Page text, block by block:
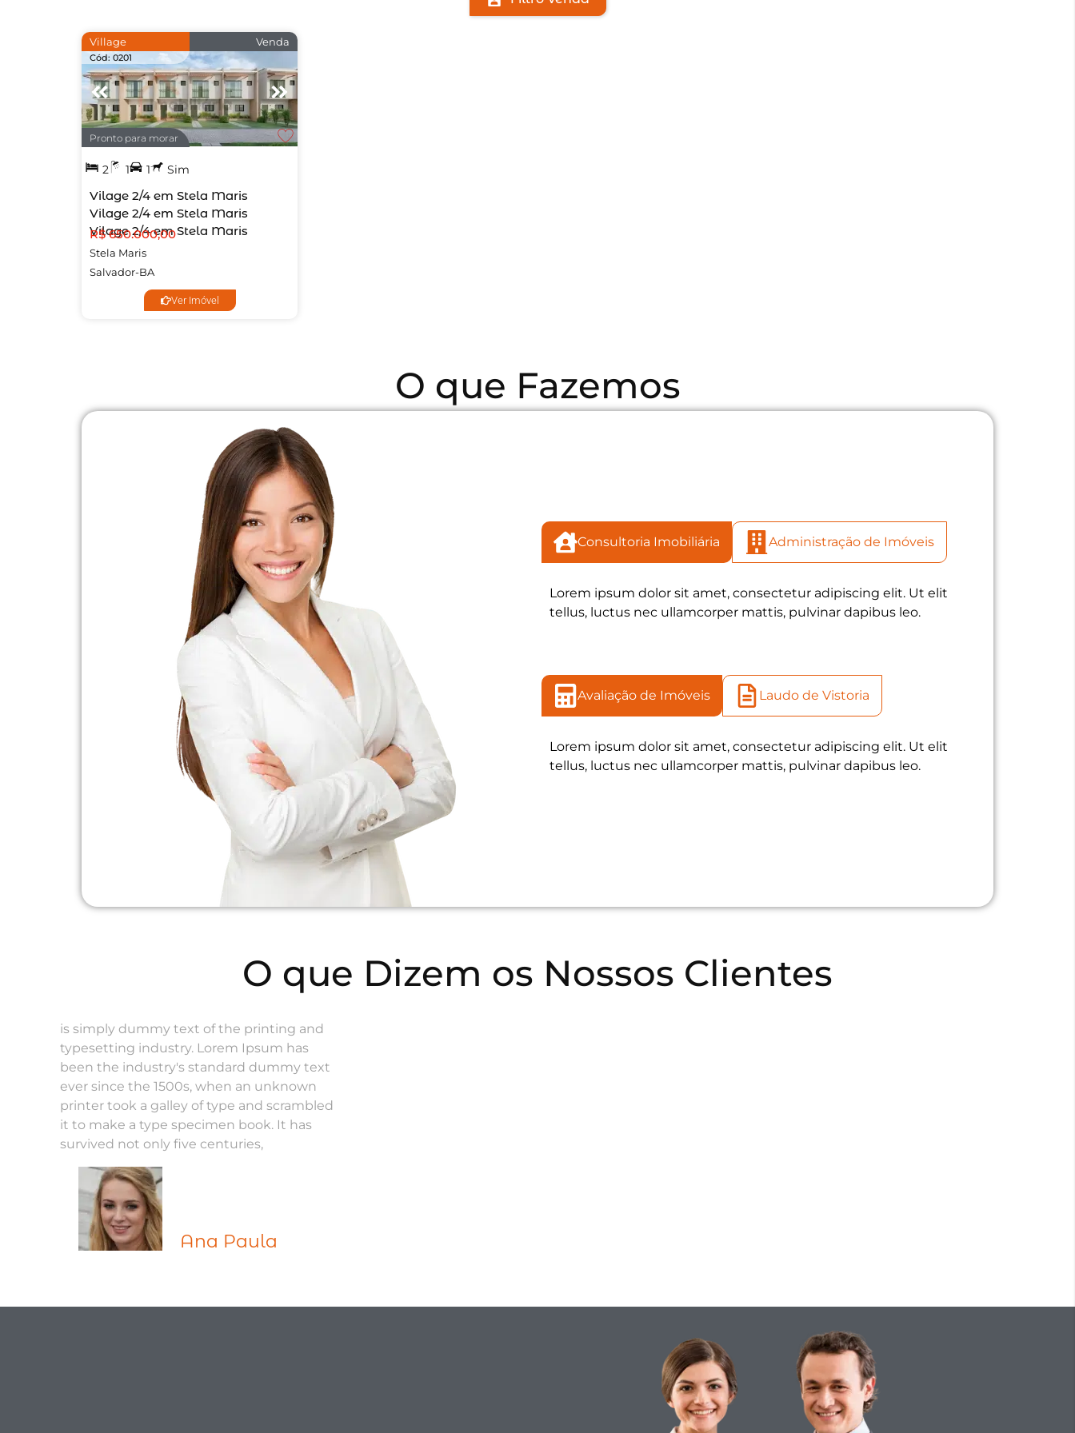
Cód: 0201
Venda
Village
Pronto para morar
2 1 1 Sim
Vilage 2/4 em Stela Maris
Vilage 2/4 em Stela Maris
Vilage 2/4 em Stela Maris
R$ 650.000,00
Stela Maris
Salvador-BA
Ver Imóvel
O que Fazemos
Consultoria Imobiliária Administração de Imóveis
Lorem ipsum dolor sit amet, consectetur adipiscing elit. Ut elit
tellus, luctus nec ullamcorper mattis, pulvinar dapibus leo.
Avaliação de Imóveis Laudo de Vistoria
Lorem ipsum dolor sit amet, consectetur adipiscing elit. Ut elit
tellus, luctus nec ullamcorper mattis, pulvinar dapibus leo.
O que Dizem os Nossos Clientes
is simply dummy text of the printing and
typesetting industry. Lorem Ipsum has
been the industry's standard dummy text
ever since the 1500s, when an unknown
printer took a galley of type and scrambled
it to make a type specimen book. It has
survived not only five centuries,
Ana Paula